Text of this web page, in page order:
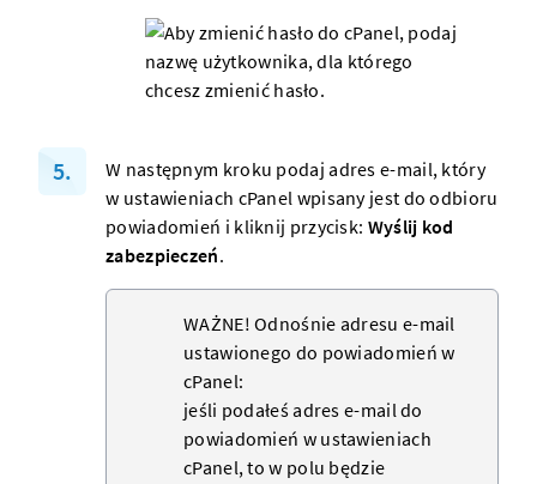
W następnym kroku podaj adres e-mail, który
w ustawieniach cPanel wpisany jest do odbioru
powiadomień i kliknij przycisk: Wyślij kod
zabezpieczeń.
WAŻNE! Odnośnie adresu e-mail
ustawionego do powiadomień w
cPanel:
jeśli podałeś adres e-mail do
powiadomień w ustawieniach
cPanel, to w polu będzie